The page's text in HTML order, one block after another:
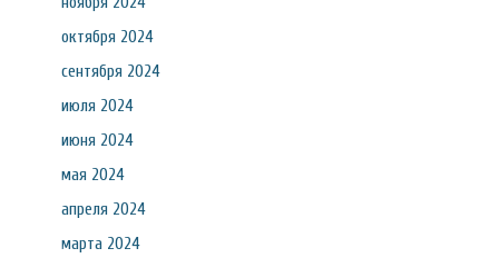
октября 2024
сентября 2024
июля 2024
июня 2024
мая 2024
апреля 2024
марта 2024